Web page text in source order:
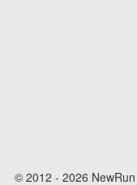
© 2012 - 2026